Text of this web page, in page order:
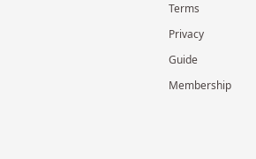
Terms
Privacy
Guide
Membership